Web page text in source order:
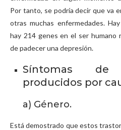
Por tanto, se podría decir que va
otras muchas enfermedades.
hay 214 genes en el ser humano
de padecer una depresión.
Síntomas
producidos por
a) Género.
Está demostrado que estos